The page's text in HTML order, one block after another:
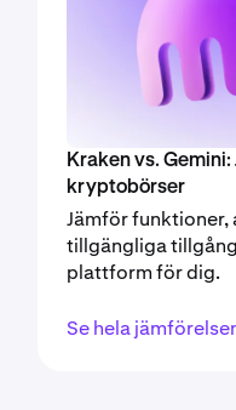
Kraken vs.
kryptobörser
Jämför funktioner,
tillgängliga
plattform för dig.
Se hela